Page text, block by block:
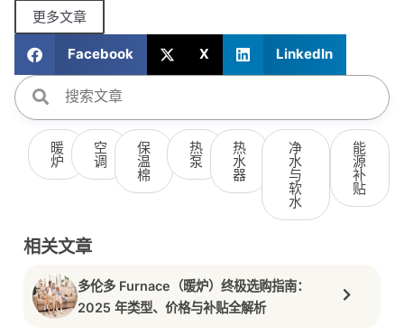
更多文章
Facebook X LinkedIn
暖
炉
空
调
保
温
棉
热
泵
热
水
器
净
水
与
软
水
能
源
补
贴
相关文章
多伦多 Furnace（暖炉）终极选购指南：
2025 年类型、价格与补贴全解析